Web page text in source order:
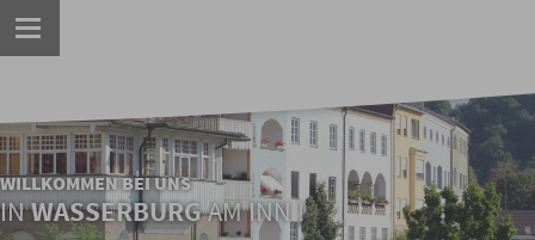
WILLKOMMEN BEI UNS
INWASSERBURGAM INN !